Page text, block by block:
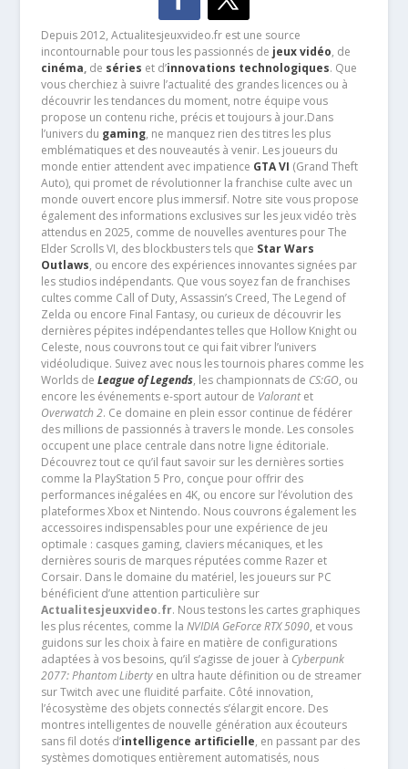
Depuis 2012, Actualitesjeuxvideo.fr est une source
incontournable pour tous les passionnés de jeux vidéo, de
cinéma,de séries et d’innovations technologiques. Que
vous cherchiez à suivre l’actualité des grandes licences ou à
découvrir les tendances du moment, notre équipe vous
propose un contenu riche, précis et toujours à jour.Dans
l’univers du gaming, ne manquez rien des titres les plus
emblématiques et des nouveautés à venir. Les joueurs du
monde entier attendent avec impatience GTA VI (Grand Theft
Auto), qui promet de révolutionner la franchise culte avec un
monde ouvert encore plus immersif. Notre site vous propose
également des informations exclusives sur les jeux vidéo très
attendus en 2025, comme de nouvelles aventures pour The
Elder Scrolls VI, des blockbusters tels que Star Wars
Outlaws, ou encore des expériences innovantes signées par
les studios indépendants. Que vous soyez fan de franchises
cultes comme Call of Duty, Assassin’s Creed, The Legend of
Zelda ou encore Final Fantasy, ou curieux de découvrir les
dernières pépites indépendantes telles que Hollow Knight ou
Celeste, nous couvrons tout ce qui fait vibrer l’univers
vidéoludique. Suivez avec nous les tournois phares comme les
Worlds de League of Legends, les championnats de CS:GO, ou
encore les événements e-sport autour de Valorantet
Overwatch 2. Ce domaine en plein essor continue de fédérer
des millions de passionnés à travers le monde. Les consoles
occupent une place centrale dans notre ligne éditoriale.
Découvrez tout ce qu’il faut savoir sur les dernières sorties
comme la PlayStation 5 Pro, conçue pour offrir des
performances inégalées en 4K, ou encore sur l’évolution des
plateformes Xbox et Nintendo. Nous couvrons également les
accessoires indispensables pour une expérience de jeu
optimale : casques gaming, claviers mécaniques, et les
dernières souris de marques réputées comme Razer et
Corsair. Dans le domaine du matériel, les joueurs sur PC
bénéficient d’une attention particulière sur
Actualitesjeuxvideo.fr. Nous testons les cartes graphiques
les plus récentes, comme la NVIDIA GeForce RTX 5090, et vous
guidons sur les choix à faire en matière de configurations
adaptées à vos besoins, qu’il s’agisse de jouer à Cyberpunk
2077: Phantom Libertyen ultra haute définition ou de streamer
sur Twitch avec une fluidité parfaite. Côté innovation,
l’écosystème des objets connectés s’élargit encore. Des
montres intelligentes de nouvelle génération aux écouteurs
sans fil dotés d’intelligence artificielle, en passant par des
systèmes domotiques entièrement automatisés, nous